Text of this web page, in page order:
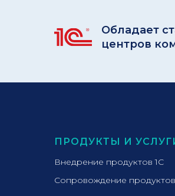
Обладает
центров
ПРОДУКТЫ И
Внедрение продуктов 1С
Сопровождение